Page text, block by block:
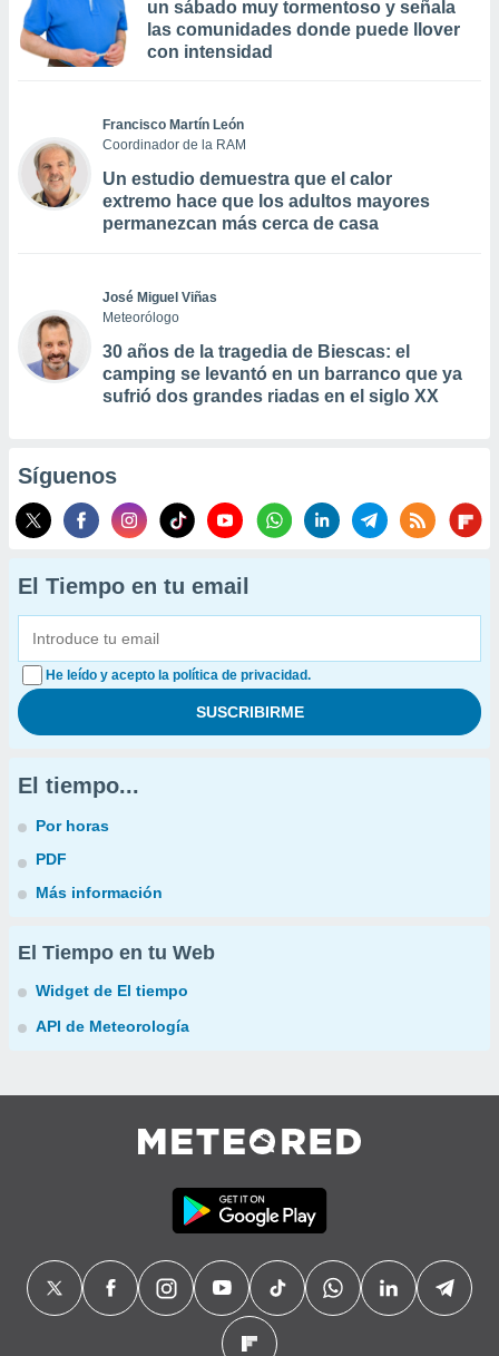
un sábado muy tormentoso y señala
las comunidades donde puede llover
con intensidad
Francisco Martín León
Coordinador de la RAM
Un estudio demuestra que el calor
extremo hace que los adultos mayores
permanezcan más cerca de casa
José Miguel Viñas
Meteorólogo
30 años de la tragedia de Biescas: el
camping se levantó en un barranco que ya
sufrió dos grandes riadas en el siglo XX
Síguenos
El Tiempo en tu email
He leído y acepto la política de privacidad.
El tiempo...
Por horas
PDF
Más información
El Tiempo en tu Web
Widget de El tiempo
API de Meteorología